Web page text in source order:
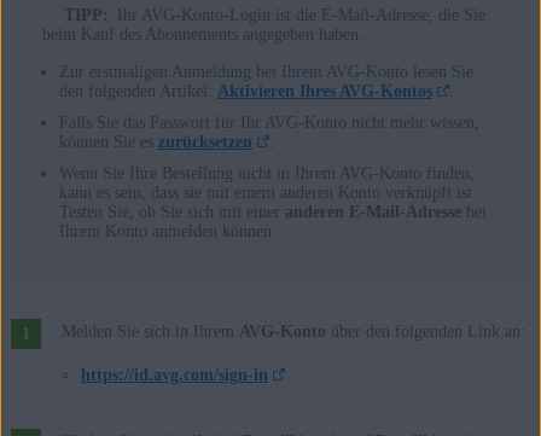
TIPP:
Ihr AVG-Konto-Login ist die E-Mail-Adresse, die Sie
beim Kauf des Abonnements angegeben haben.
Zur erstmaligen Anmeldung bei Ihrem AVG-Konto lesen Sie
den folgenden Artikel: Aktivieren Ihres AVG-Kontos
.
Falls Sie das Passwort für Ihr AVG-Konto nicht mehr wissen,
können Sie es zurücksetzen
.
Wenn Sie Ihre Bestellung nicht in Ihrem AVG-Konto finden,
kann es sein, dass sie mit einem anderen Konto verknüpft ist.
Testen Sie, ob Sie sich mit einer anderen E-Mail-Adressebei
Ihrem Konto anmelden können.
Melden Sie sich in Ihrem AVG-Konto über den folgenden Link an:
https://id.avg.com/sign-in